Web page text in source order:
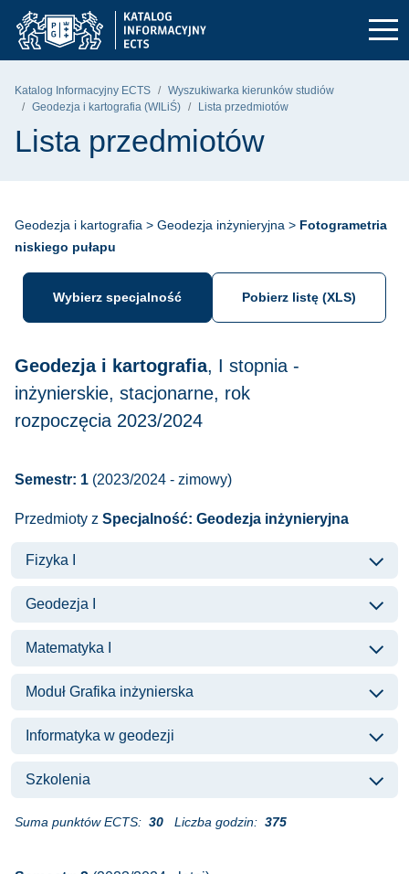
Przejdź do głównego menu
Przejdź do nawigacji
Przejdź do treści
Politechnika Gdańska - strona główna
Katalog Informacyjny ECTS
Wyszukiwarka kierunków studiów
Geodezja i kartografia (WILiŚ)
Lista przedmiotów
Lista przedmiotów
Geodezja i kartografia > Geodezja inżynieryjna > Fotogrametria
niskiego pułapu
Wybierz specjalność Pobierz listę (XLS)
Geodezja i kartografia, I stopnia -
inżynierskie, stacjonarne, rok
rozpoczęcia 2023/2024
Semestr: 1 (2023/2024 - zimowy)
Przedmioty z Specjalność: Geodezja inżynieryjna
Fizyka I
Geodezja I
Matematyka I
Moduł Grafika inżynierska
Informatyka w geodezji
Szkolenia
Suma punktów ECTS: 30 Liczba godzin: 375